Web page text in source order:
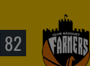
82